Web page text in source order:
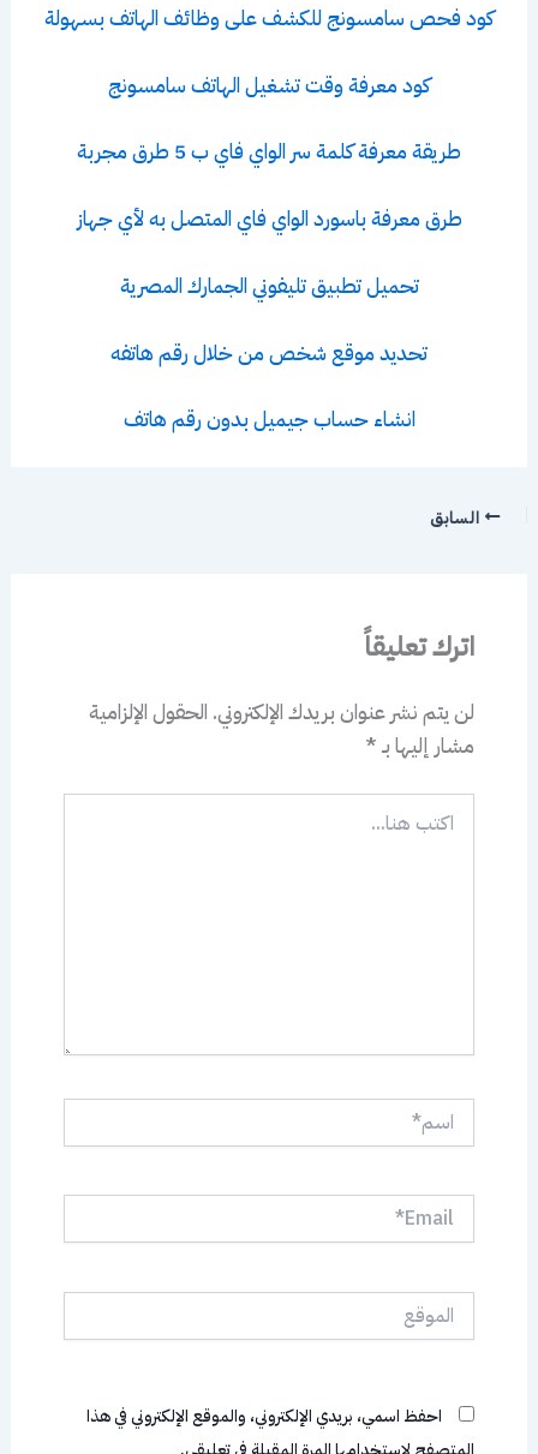
كود فحص سامسونج للكشف على وظائف الهاتف بسهولة
كود معرفة وقت تشغيل الهاتف سامسونج
طريقة معرفة كلمة سر الواي فاي ب 5 طرق مجربة
طرق معرفة باسورد الواي فاي المتصل به لأي جهاز
تحميل تطبيق تليفوني الجمارك المصرية
تحديد موقع شخص من خلال رقم هاتفه
انشاء حساب جيميل بدون رقم هاتف
السابق
اترك تعليقاً
لن يتم نشر عنوان بريدك الإلكتروني. الحقول الإلزامية
مشار إليها بـ*
هنا...
اسم*
Email*
الموقع
احفظ اسمي، بريدي الإلكتروني، والموقع الإلكتروني في هذا